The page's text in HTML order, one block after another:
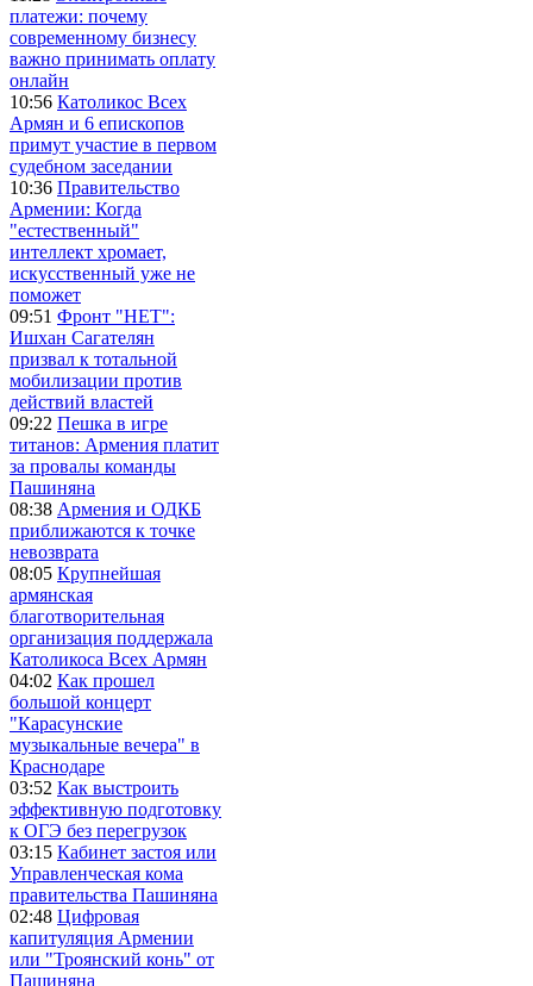
платежи: почему
современному бизнесу
важно принимать оплату
онлайн
10:56 Католикос Всех
Армян и 6 епископов
примут участие в первом
судебном заседании
10:36 Правительство
Армении: Когда
"естественный"
интеллект хромает,
искусственный уже не
поможет
09:51 Фронт "НЕТ":
Ишхан Сагателян
призвал к тотальной
мобилизации против
действий властей
09:22 Пешка в игре
титанов: Армения платит
за провалы команды
Пашиняна
08:38 Армения и ОДКБ
приближаются к точке
невозврата
08:05 Крупнейшая
армянская
благотворительная
организация поддержала
Католикоса Всех Армян
04:02 Как прошел
большой концерт
"Карасунские
музыкальные вечера" в
Краснодаре
03:52 Как выстроить
эффективную подготовку
к ОГЭ без перегрузок
03:15 Кабинет застоя или
Управленческая кома
правительства Пашиняна
02:48 Цифровая
капитуляция Армении
или "Троянский конь" от
Пашиняна